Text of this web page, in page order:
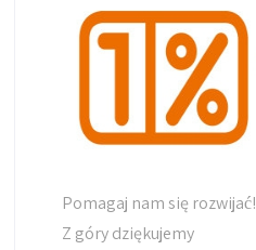
Pomagaj nam się rozwijać!
Z góry dziękujemy